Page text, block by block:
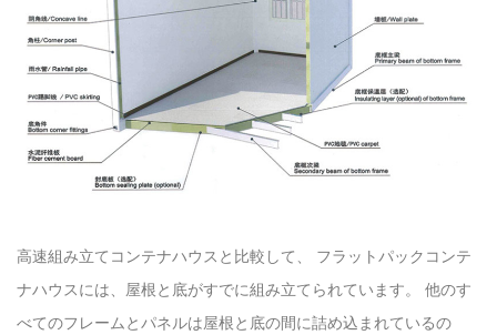
高速組み立てコンテナハウスと比較して、 フラットパックコンテ
ナハウスには、屋根と底がすでに組み立てられています。 他のす
べてのフレームとパネルは屋根と底の間に詰め込まれているの